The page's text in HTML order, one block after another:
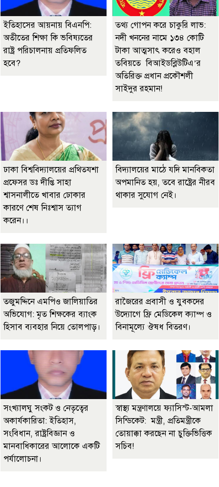
ইতিহাসের আয়নায় বিএনপি:
অতীতের শিক্ষা কি ভবিষ্যতের
রাষ্ট্র পরিচালনায় প্রতিফলিত
হবে?
তথ্য গোপন করে চাকুরি লাভ:
নদী খননের নামে ১৩৪ কোটি
টাকা আত্মসাৎ করেও বহাল
তবিয়তে বিআইডব্লিউটিএ’র
অতিরিক্ত প্রধান প্রকৌশলী
সাইদুর রহমান!
ঢাকা বিশ্ববিদ্যালয়ের প্রথিতযশা
প্রফেসর ডঃ দীপ্তি সাহা
শ্বাসনালীতে খাবার ঢোকার
কারণে শেষ নিঃশ্বাস ত্যাগ
করেন।।
বিদ্যালয়ের মাঠে যদি মানবিকতা
অপমানিত হয়, তবে রাষ্ট্রের নীরব
থাকার সুযোগ নেই।
তজুমদ্দিনে এমপিও জালিয়াতির
অভিযোগ: মৃত শিক্ষকের ব্যাংক
হিসাব ব্যবহার নিয়ে তোলপাড়।
রাজৈরের‌ প্রবাসী ও যুবকদের
উদ্যোগে ফ্রি মেডিকেল ক্যাম্প ও
বিনামূল্যে ঔষধ বিতরণ।
সংখ্যালঘু সংকট ও নেতৃত্বের
অকার্যকারিতা: ইতিহাস,
সংবিধান, রাষ্ট্রবিজ্ঞান ও
মানবাধিকারের আলোকে একটি
পর্যালোচনা।
স্বাস্থ্য মন্ত্রণালয়ে ফ্যাসিস্ট-আমলা
সিন্ডিকেট: মন্ত্রী, প্রতিমন্ত্রীকে
তোয়াক্কা করছেন না চুক্তিভিত্তিক
সচিব!